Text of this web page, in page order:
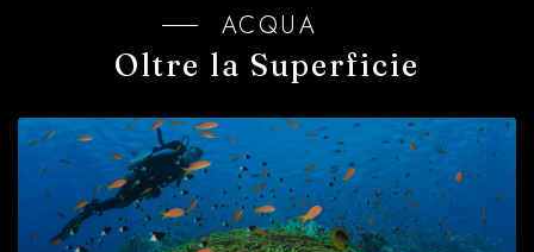
ACQUA
Oltre la Superficie